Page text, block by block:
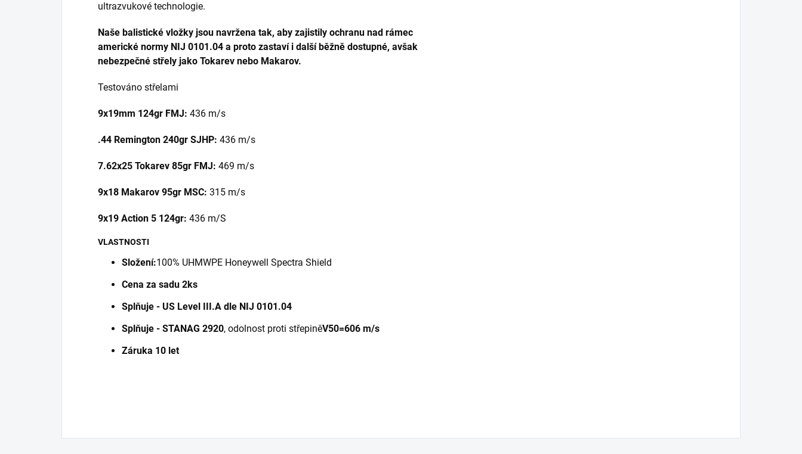
ultrazvukové technologie.
Naše balistické vložky jsou navržena tak, aby zajistily ochranu nad rámec
americké normy NIJ 0101.04 a proto zastaví i další běžně dostupné, avšak
nebezpečné střely jako Tokarev nebo Makarov.
Testováno střelami
9x19mm 124gr FMJ: 436 m/s
.44 Remington 240gr SJHP: 436 m/s
7.62x25 Tokarev 85gr FMJ: 469 m/s
9x18 Makarov 95gr MSC: 315 m/s
9x19 Action 5 124gr: 436 m/S
VLASTNOSTI
Složení:100% UHMWPE Honeywell Spectra Shield
Cena za sadu 2ks
Splňuje - US Level III.A dle NIJ 0101.04
Splňuje - STANAG 2920, odolnost proti střepiněV50=606 m/s
Záruka 10 let